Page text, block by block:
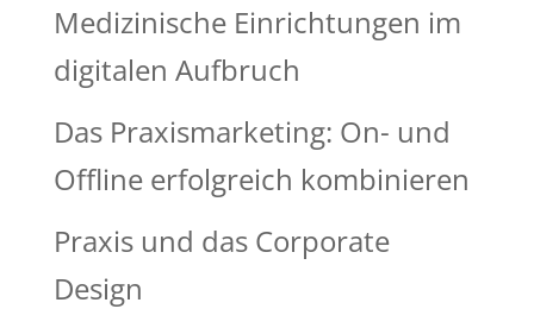
Medizinische Einrichtungen im
digitalen Aufbruch
Das Praxismarketing: On- und
Offline erfolgreich kombinieren
Praxis und das Corporate
Design